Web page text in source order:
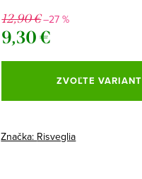
12,90 €–27 %
9,30 €
Jednotková
ZVOĽTE VARIANT
Značka: Risveglia